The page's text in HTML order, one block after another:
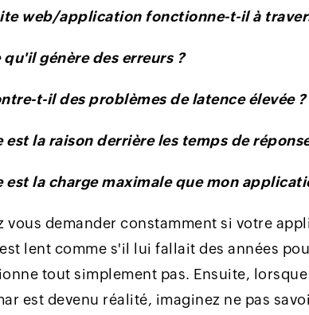
web/application fonctionne-t-il à
qu'il génère des erreurs ?
t-il des problèmes de latence élevée ?
est la raison derrière les temps de
est la charge maximale que mon
vous demander constamment si votre
lent comme s'il lui fallait des années
tout simplement pas. Ensuite,
est devenu réalité, imaginez ne pas